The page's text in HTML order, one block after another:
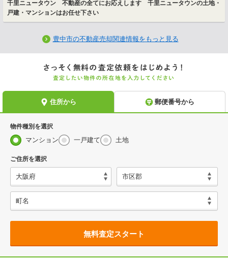
千里ニュータウン 不動産の全てにお応えします 千里ニュータウンの土地・
戸建・マンションはお任せ下さい
豊中市の不動産売却関連情報をもっと見る
物件種別を選択
マンション 一戸建て 土地
ご住所を選択
無料査定スタート